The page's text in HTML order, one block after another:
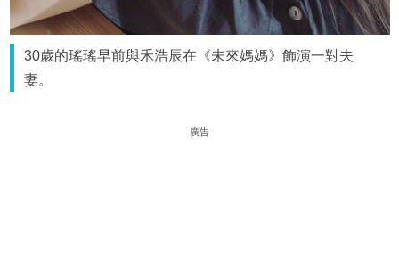
30歲的瑤瑤早前與禾浩辰在《未來媽媽》飾演一對夫
妻。
廣告